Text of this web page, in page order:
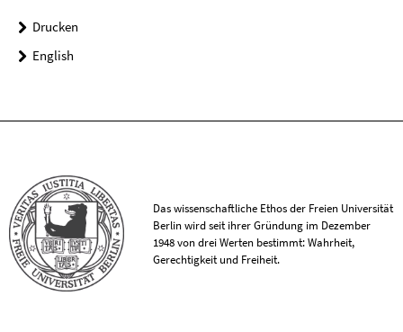
Drucken
English
Das wissenschaftliche Ethos der Freien Universität
Berlin wird seit ihrer Gründung im Dezember
1948 von drei Werten bestimmt: Wahrheit,
Gerechtigkeit und Freiheit.